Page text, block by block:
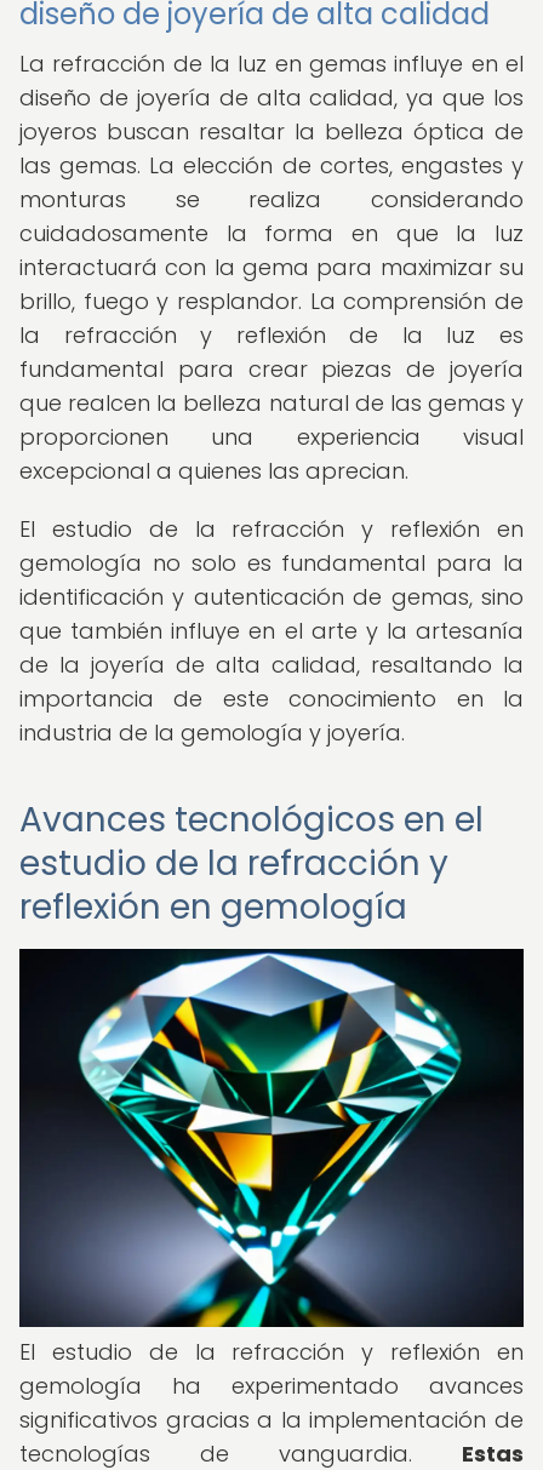
diseño de joyería de alta calidad
La refracción de la luz en gemas influye en el
diseño de joyería de alta calidad, ya que los
joyeros buscan resaltar la belleza óptica de
las gemas. La elección de cortes, engastes y
monturas se realiza considerando
cuidadosamente la forma en que la luz
interactuará con la gema para maximizar su
brillo, fuego y resplandor. La comprensión de
la refracción y reflexión de la luz es
fundamental para crear piezas de joyería
que realcen la belleza natural de las gemas y
proporcionen una experiencia visual
excepcional a quienes las aprecian.
El estudio de la refracción y reflexión en
gemología no solo es fundamental para la
identificación y autenticación de gemas, sino
que también influye en el arte y la artesanía
de la joyería de alta calidad, resaltando la
importancia de este conocimiento en la
industria de la gemología y joyería.
Avances tecnológicos en el
estudio de la refracción y
reflexión en gemología
El estudio de la refracción y reflexión en
gemología ha experimentado avances
significativos gracias a la implementación de
tecnologías de vanguardia. Estas